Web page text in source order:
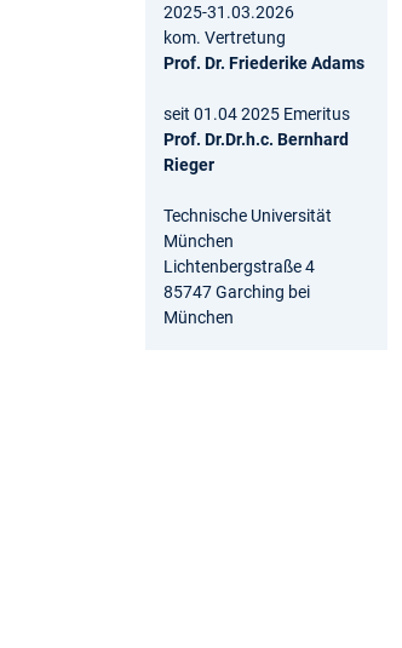
2025-31.03.2026
kom. Vertretung
Prof. Dr. Friederike Adams
seit 01.04 2025 Emeritus
Prof. Dr.Dr.h.c. Bernhard
Rieger
Technische Universität
München
Lichtenbergstraße 4
85747 Garching bei
München